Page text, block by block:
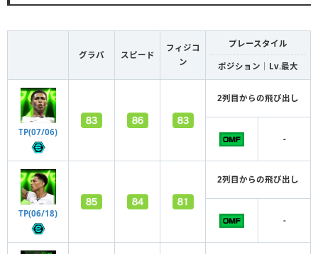
グラパ スピード
フィジコ
ン
プレースタイル
ポジション｜Lv.最大
TP(07/06)
2列目からの飛び出し
-
TP(06/18)
2列目からの飛び出し
-